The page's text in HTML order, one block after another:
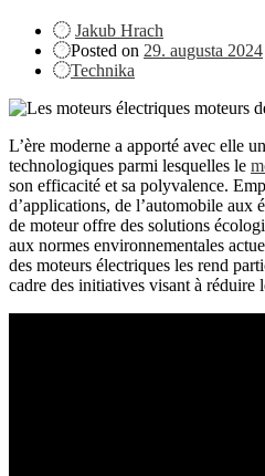
Jakub Hrach
Posted on 29. augusta 2024
Technika
L’ère moderne a apporté avec elle
technologiques parmi lesquelles le
son efficacité et sa polyvalence.
d’applications, de l’automobile aux
de moteur offre des solutions
aux normes environnementales
des moteurs électriques les rend
cadre des initiatives visant à réduire